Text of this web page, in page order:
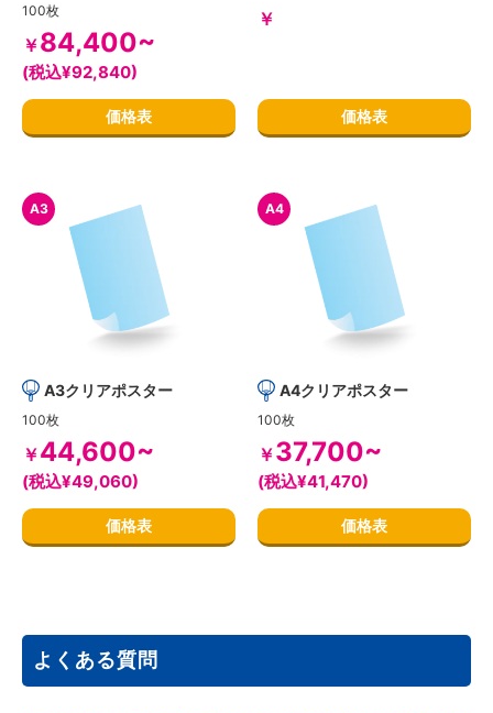
100枚
￥84,400~
(税込¥92,840)
価格表
￥
価格表
A3
A3クリアポスター
100枚
￥44,600~
(税込¥49,060)
価格表
A4
A4クリアポスター
100枚
￥37,700~
(税込¥41,470)
価格表
よくある質問